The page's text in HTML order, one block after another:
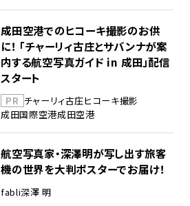
成田空港でのヒコーキ撮影のお供
に！ 「チャーリィ古庄とサバンナが案
内する航空写真ガイド in 成田」配信
スタート
PR チャーリィ古庄ヒコーキ撮影
成田国際空港成田空港
航空写真家・深澤明が写し出す旅客
機の世界を大判ポスターでお届け！
fabli深澤 明